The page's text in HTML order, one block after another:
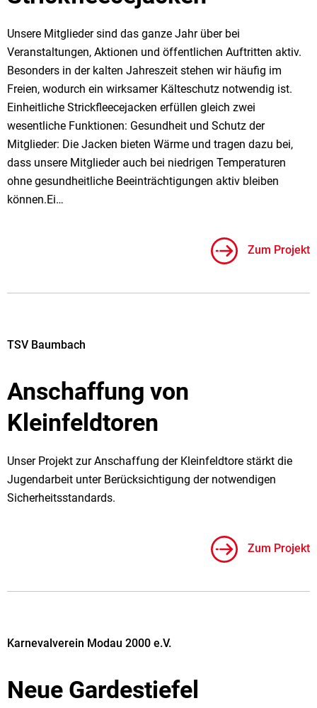
Unsere Mitglieder sind das ganze Jahr über bei
Veranstaltungen, Aktionen und öffentlichen Auftritten aktiv.
Besonders in der kalten Jahreszeit stehen wir häufig im
Freien, wodurch ein wirksamer Kälteschutz notwendig ist.
Einheitliche Strickfleecejacken erfüllen gleich zwei
wesentliche Funktionen: Gesundheit und Schutz der
Mitglieder: Die Jacken bieten Wärme und tragen dazu bei,
dass unsere Mitglieder auch bei niedrigen Temperaturen
ohne gesundheitliche Beeinträchtigungen aktiv bleiben
können.Ei…
Zum Projekt
Anschaffung von
Kleinfeldtoren
TSV Baumbach
Unser Projekt zur Anschaffung der Kleinfeldtore stärkt die
Jugendarbeit unter Berücksichtigung der notwendigen
Sicherheitsstandards.
Zum Projekt
Neue Gardestiefel
Karnevalverein Modau 2000 e.V.